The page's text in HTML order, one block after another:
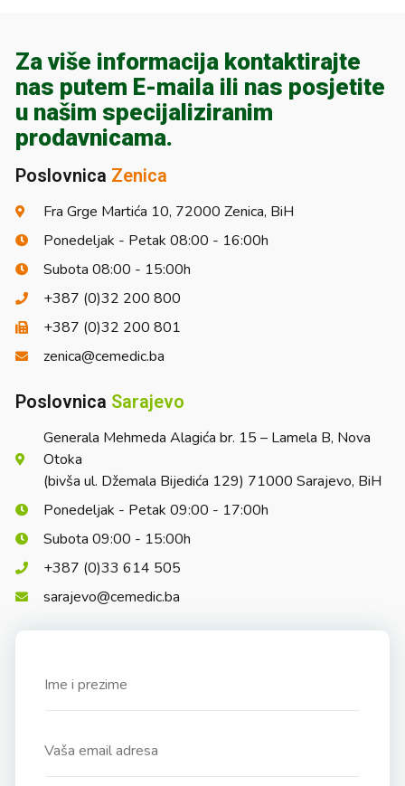
Za više informacija kontaktirajte
nas putem E-maila ili nas posjetite
u našim specijaliziranim
prodavnicama.
Poslovnica Zenica
Fra Grge Martića 10, 72000 Zenica, BiH
Ponedeljak - Petak 08:00 - 16:00h
Subota 08:00 - 15:00h
+387 (0)32 200 800
+387 (0)32 200 801
zenica@cemedic.ba
Poslovnica Sarajevo
Generala Mehmeda Alagića br. 15 – Lamela B, Nova
Otoka
(bivša ul. Džemala Bijedića 129) 71000 Sarajevo, BiH
Ponedeljak - Petak 09:00 - 17:00h
Subota 09:00 - 15:00h
+387 (0)33 614 505
sarajevo@cemedic.ba